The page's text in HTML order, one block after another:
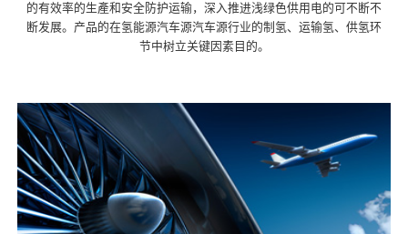
的有效率的生產和安全防护运输，深入推进浅绿色供用电的可不断不
断发展。产品的在氢能源汽车源汽车源行业的制氢、运输氢、供氢环
节中树立关键因素目的。